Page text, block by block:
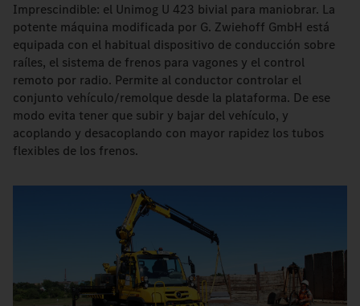
Imprescindible: el Unimog U 423 bivial para maniobrar. La
potente máquina modificada por G. Zwiehoff GmbH está
equipada con el habitual dispositivo de conducción sobre
raíles, el sistema de frenos para vagones y el control
remoto por radio. Permite al conductor controlar el
conjunto vehículo/remolque desde la plataforma. De ese
modo evita tener que subir y bajar del vehículo, y
acoplando y desacoplando con mayor rapidez los tubos
flexibles de los frenos.